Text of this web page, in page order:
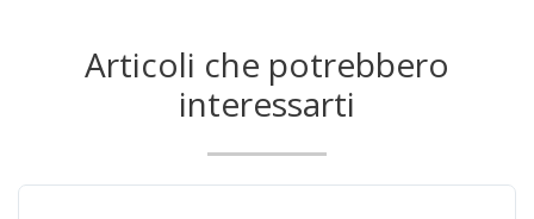
Articoli che potrebbero
interessarti